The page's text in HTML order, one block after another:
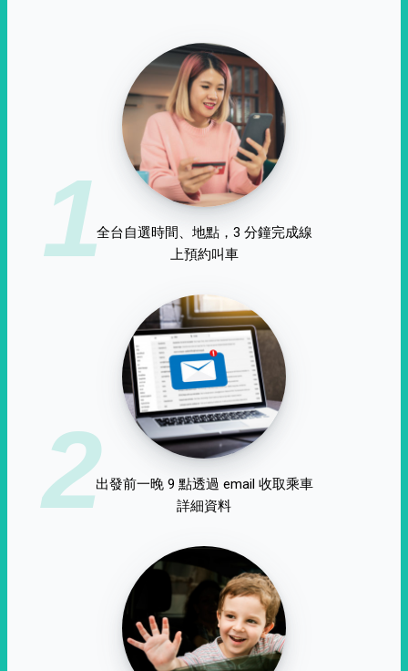
1全台自選時間、地點，3 分鐘完成線
上預約叫車
2出發前一晚 9 點透過 email 收取乘車
詳細資料